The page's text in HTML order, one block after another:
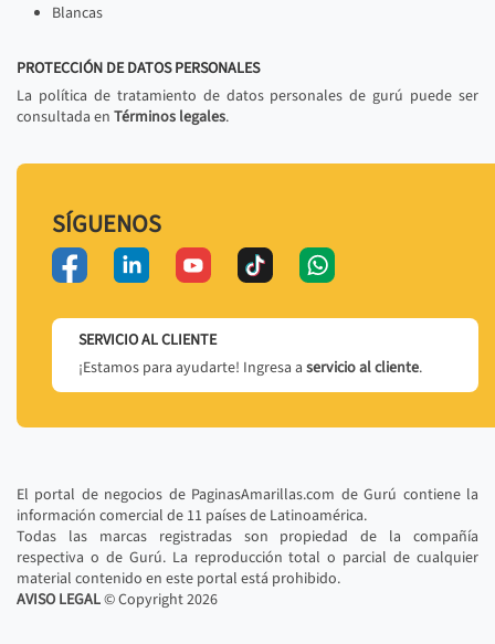
Blancas
PROTECCIÓN DE DATOS PERSONALES
La política de tratamiento de datos personales de gurú puede ser
consultada en Términos legales.
SÍGUENOS
SERVICIO AL CLIENTE
¡Estamos para ayudarte! Ingresa a servicio al cliente.
El portal de negocios de PaginasAmarillas.com de Gurú contiene la
información comercial de 11 países de Latinoamérica.
Todas las marcas registradas son propiedad de la compañía
respectiva o de Gurú. La reproducción total o parcial de cualquier
material contenido en este portal está prohibido.
AVISO LEGAL© Copyright2026